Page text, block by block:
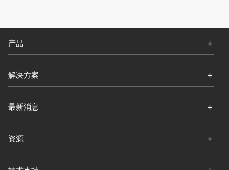
产品
解决方案
最新消息
资源